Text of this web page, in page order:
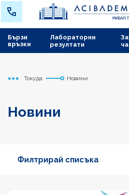
Лабораторни
резултати
Бързи
връзки
Начало
Токуда Новини
Новини
Филтрирай списъка